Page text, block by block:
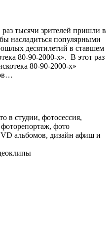
тысячи зрителей пришли в
насладиться популярными
десятилетий в ставшем
80-90-2000-х». В этот раз
80-90-2000-х»
в студии, фотосессия,
фото
альбомов, дизайн афиш и